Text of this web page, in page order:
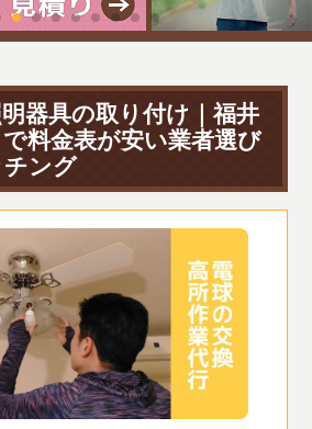
器具の取り付け｜福井
料金表が安い業者選び
チング